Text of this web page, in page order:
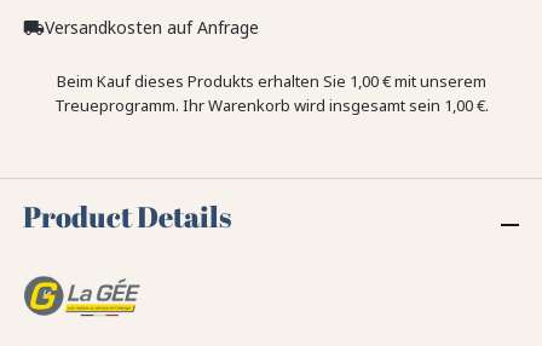
local_shippingVersandkosten auf Anfrage
Beim Kauf dieses Produkts erhalten Sie 1,00 €mit unserem
Treueprogramm. Ihr Warenkorb wird insgesamt sein 1,00 €.
Product Details